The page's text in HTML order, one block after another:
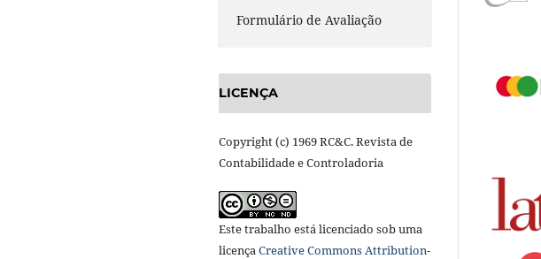
Formulário de Avaliação
LICENÇA
Copyright (c) 1969 RC&C. Revista de
Contabilidade e Controladoria
Este trabalho está licenciado sob uma
licença Creative Commons Attribution-